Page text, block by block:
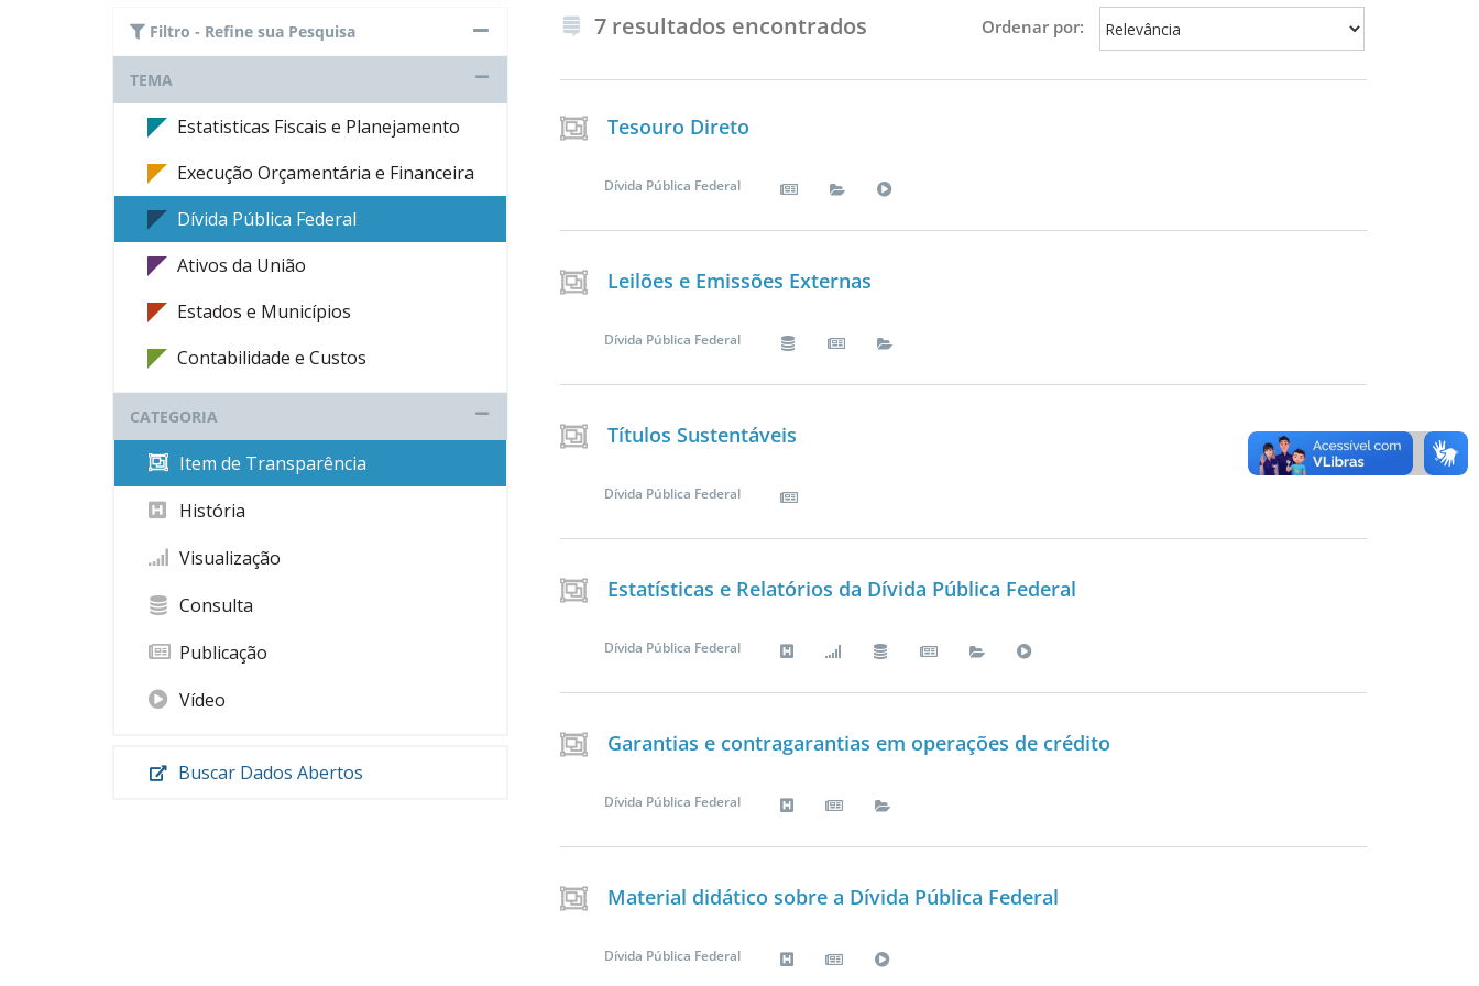
Filtro - Refine sua Pesquisa
TEMA
Estatisticas Fiscais e Planejamento
Execução Orçamentária e Financeira
Dívida Pública Federal
Ativos da União
Estados e Municípios
Contabilidade e Custos
CATEGORIA
Item de Transparência
História
Visualização
Consulta
Publicação
Vídeo
Buscar Dados Abertos
7 resultados encontrados Ordenar por:
Tesouro Direto
Dívida Pública Federal
Leilões e Emissões Externas
Dívida Pública Federal
Títulos Sustentáveis
Dívida Pública Federal
Estatísticas e Relatórios da Dívida Pública Federal
Dívida Pública Federal
Garantias e contragarantias em operações de crédito
Dívida Pública Federal
Material didático sobre a Dívida Pública Federal
Dívida Pública Federal